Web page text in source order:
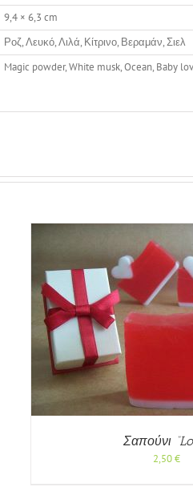
9,4 × 6,3 cm
Ροζ, Λευκό, Λιλά, Κίτρινο, Βεραμάν, Σιελ
Magic powder, White musk, Ocean, Baby
Σαπούνι
2,50€
ΠΡΟΣΘΉΚΗ ΣΤΟ